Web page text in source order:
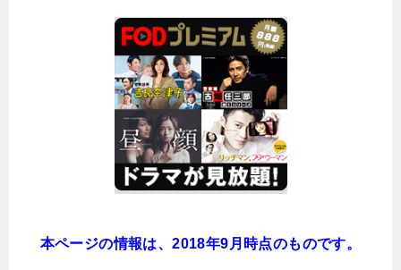
本ページの情報は、2018年9月時点のものです。